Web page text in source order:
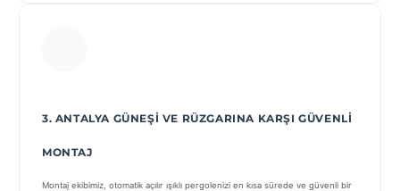
3. ANTALYA GÜNEŞI VE RÜZGARINA KARŞI GÜVENLI
MONTAJ
Montaj ekibimiz, otomatik açılır ışıklı pergolenizi en kısa sürede ve güvenli bir